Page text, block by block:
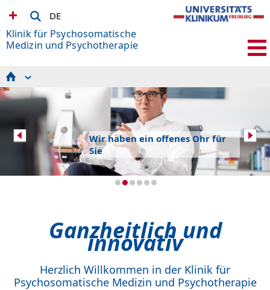
DE
Klinik für Psychosomatische
Medizin und Psychotherapie
TEAM
Patient*innen Info
LEHRE
FORT- UND WEITERBILDUNG
DIENSTAGSKOLLOQUIUM
HIER SPENDEN
KONTAKT + ANFAHRT
Wir haben ein offenes Ohr für
Sie
Ganzheitlich und
innovativ
Herzlich Willkommen in der Klinik für
Psychosomatische Medizin und Psychotherapie